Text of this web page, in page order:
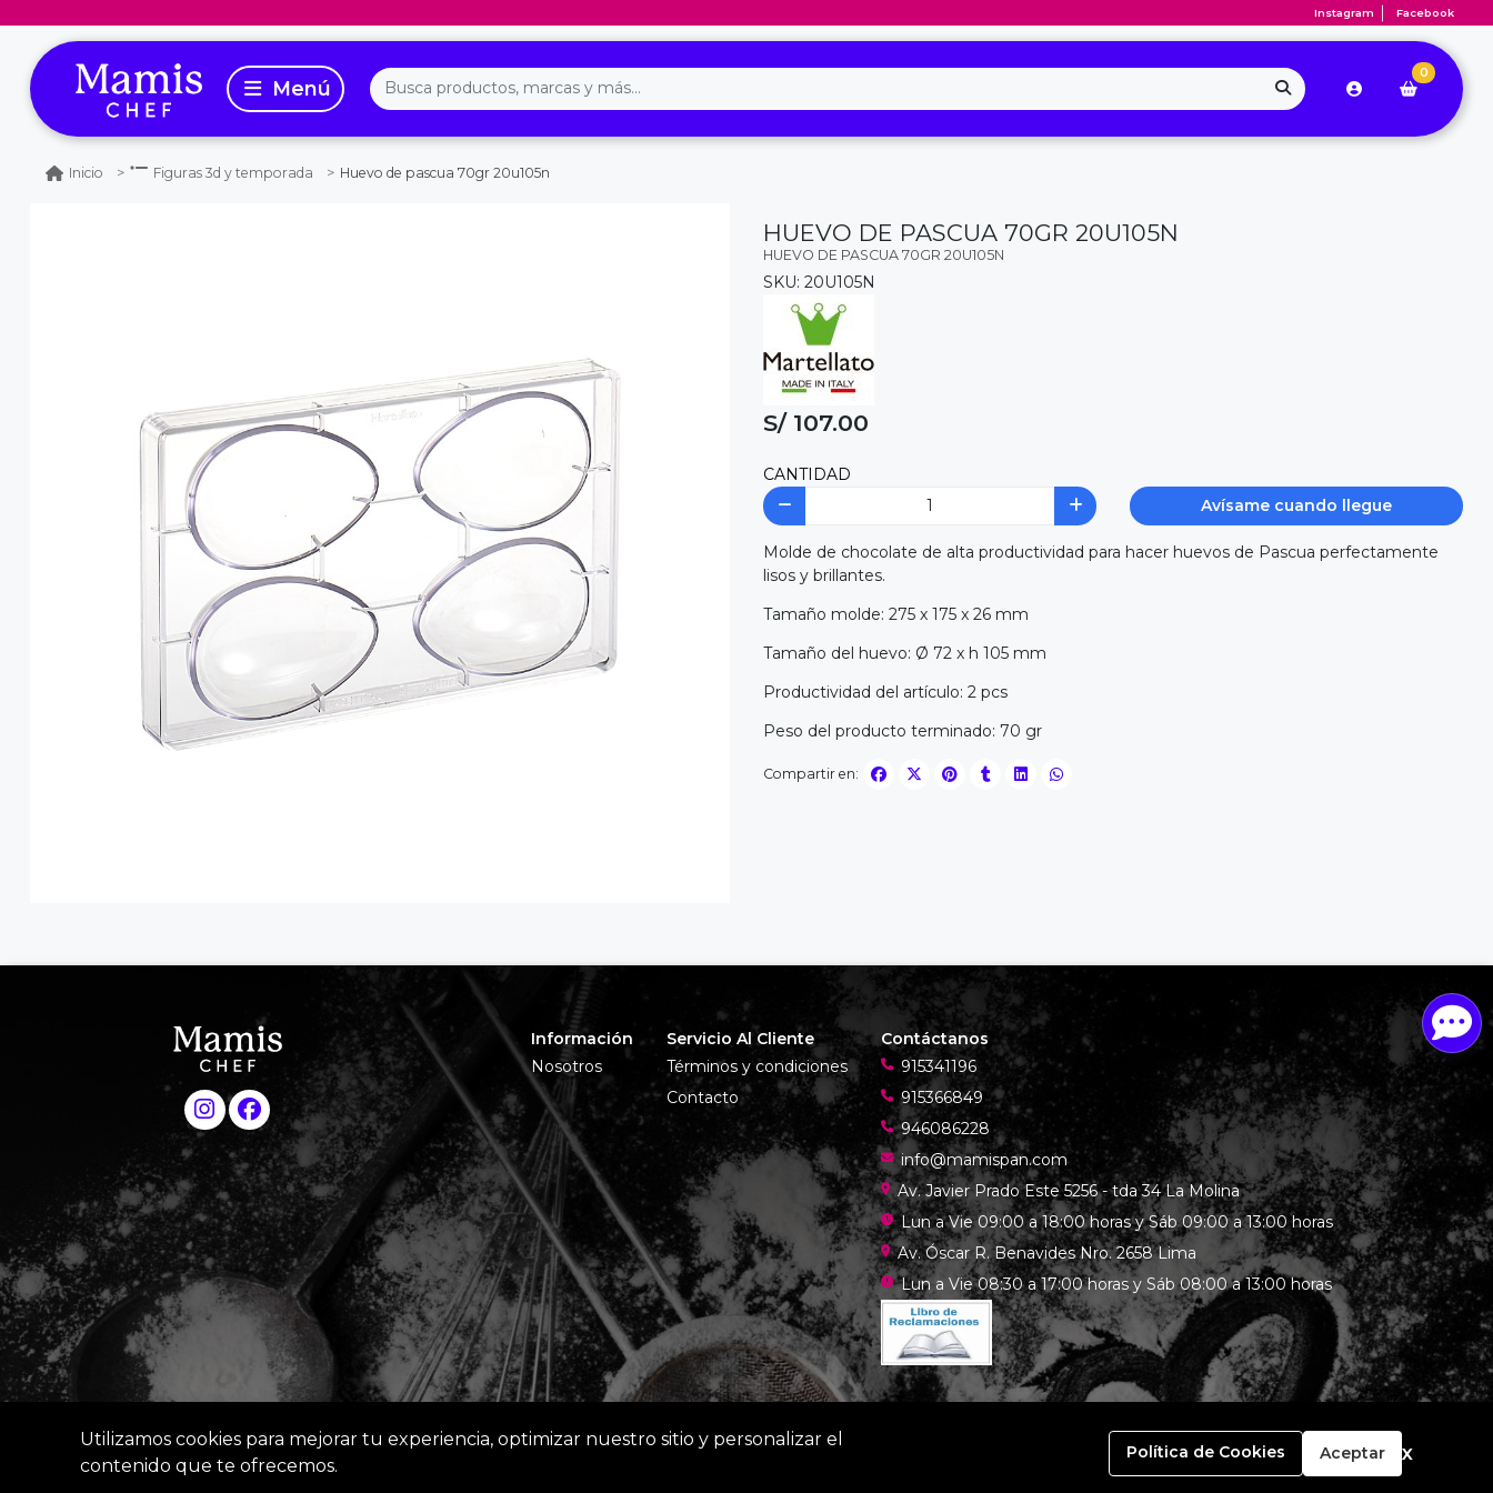
Instagram Facebook
0
Inicio Figuras 3d y temporada Huevo de pascua 70gr 20u105n
HUEVO DE PASCUA 70GR 20U105N
HUEVO DE PASCUA 70GR 20U105N
SKU: 20U105N
S/ 107.00
CANTIDAD
Avísame cuando llegue
Molde de chocolate de alta productividad para hacer huevos de Pascua perfectamente
lisos y brillantes.
Tamaño molde: 275 x 175 x 26 mm
Tamaño del huevo: Ø 72 x h 105 mm
Productividad del artículo: 2 pcs
Peso del producto terminado: 70 gr
Compartir en:
Información
Nosotros
Servicio Al Cliente
Términos y condiciones
Contacto
Contáctanos
915341196
915366849
946086228
info@mamispan.com
Av. Javier Prado Este 5256 - tda 34 La Molina
Lun a Vie 09:00 a 18:00 horas y Sáb 09:00 a 13:00 horas
Av. Óscar R. Benavides Nro. 2658 Lima
Lun a Vie 08:30 a 17:00 horas y Sáb 08:00 a 13:00 horas
Utilizamos cookies para mejorar tu experiencia, optimizar nuestro sitio y personalizar el
contenido que te ofrecemos.
Política de Cookies Aceptar x